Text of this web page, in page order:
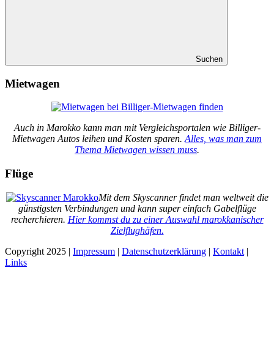
Suchen
Mietwagen
Auch in Marokko kann man mit Vergleichsportalen wie Billiger-
Mietwagen Autos leihen und Kosten sparen.Alles, was man zum
Thema Mietwagen wissen muss.
Flüge
Mit dem Skyscanner findet man weltweit die
günstigsten Verbindungen und kann super einfach Gabelflüge
recherchieren. Hier kommst du zu einer Auswahl marokkanischer
Zielflughäfen.
Copyright 2025 | Impressum | Datenschutzerklärung | Kontakt |
Links